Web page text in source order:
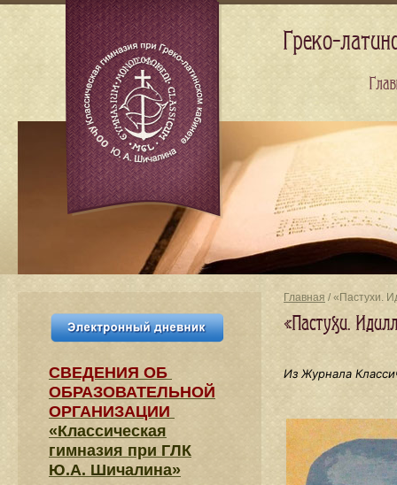
Главная / «Пастухи.
«Пастухи.
Из Журнала
СВЕДЕНИЯ​ ОБ
ОБРАЗОВАТЕЛЬНОЙ
ОРГАНИЗАЦИИ
«Классическая
гимназия при ГЛК
Ю.А. Шичалина»
Греко-